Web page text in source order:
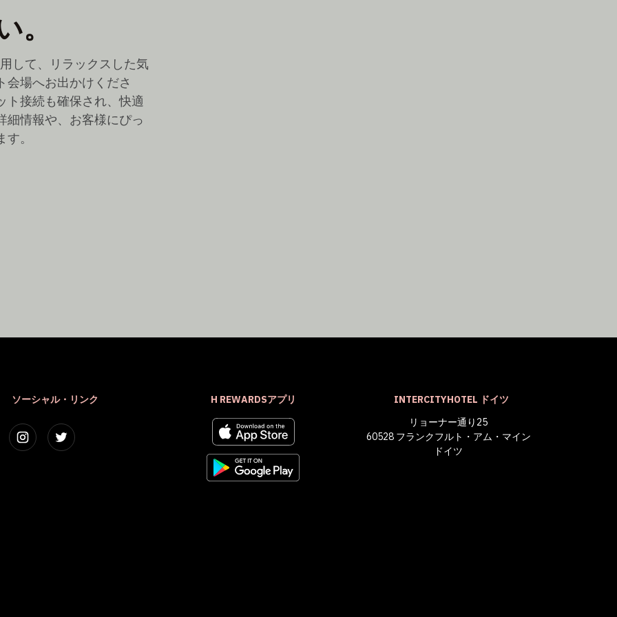
。
して、リラックスした気
会場へお出かけくださ
ト接続も確保され、快適
細情報や、お客様にぴっ
。
ソーシャル・リンク H REWARDSアプリ
INTERCITYHOTEL ドイツ
リョーナー通り25
60528 フランクフルト・アム・マイン
ドイツ